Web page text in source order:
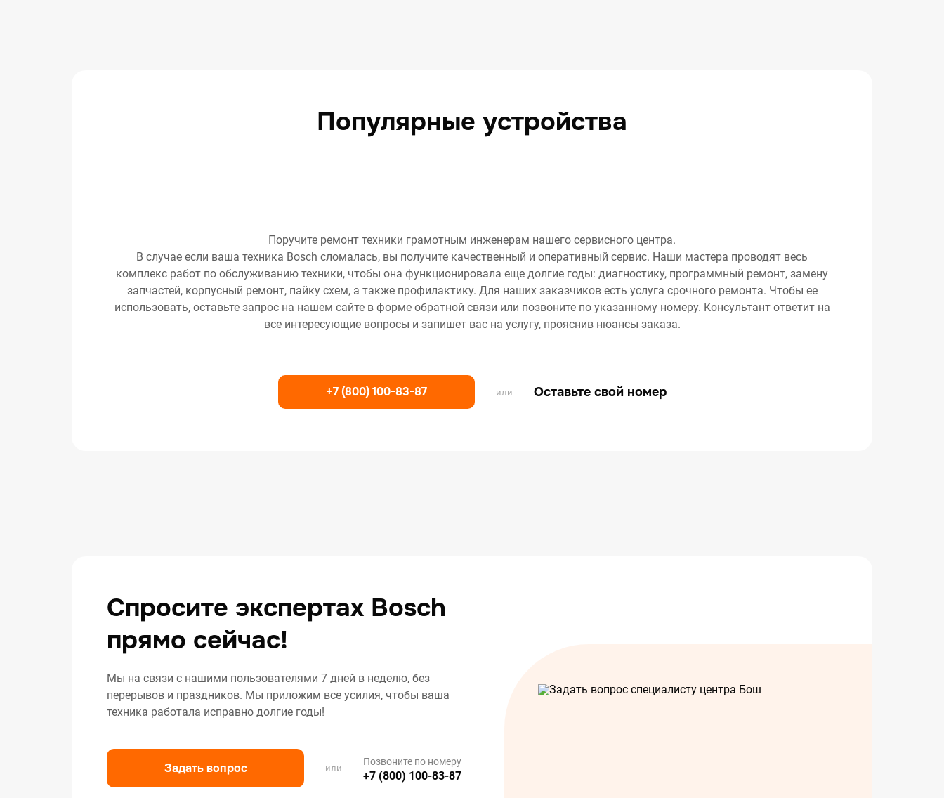
Популярные устройства
Поручите ремонт техники грамотным инженерам нашего сервисного центра.
В случае если ваша техника Bosch сломалась, вы получите качественный и оперативный сервис. Наши мастера проводят весь
комплекс работ по обслуживанию техники, чтобы она функционировала еще долгие годы: диагностику, программный ремонт, замену
запчастей, корпусный ремонт, пайку схем, а также профилактику. Для наших заказчиков есть услуга срочного ремонта. Чтобы ее
использовать, оставьте запрос на нашем сайте в форме обратной связи или позвоните по указанному номеру. Консультант ответит на
все интересующие вопросы и запишет вас на услугу, прояснив нюансы заказа.
+7 (800) 100-83-87 или Оставьте свой номер
Спросите экспертах Bosch
прямо сейчас!
Мы на связи с нашими пользователями 7 дней в неделю, без
перерывов и праздников. Мы приложим все усилия, чтобы ваша
техника работала исправно долгие годы!
Задать вопрос или
Позвоните по номеру
+7 (800) 100-83-87